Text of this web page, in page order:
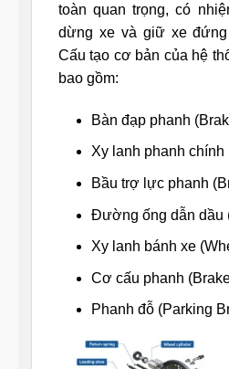
toàn quan trọng, có
dừng xe và giữ xe
Cấu tạo cơ bản của hệ
bao gồm:
Bàn đạp phanh
Xy lanh phanh chính
Bầu trợ lực phanh
Đường ống dẫn dầu
Xy lanh bánh xe
Cơ cấu phanh
Phanh đỗ (Parking